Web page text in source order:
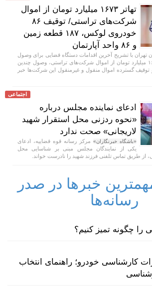
تهاتر ۱۶۷۳ میلیارد تومان از اموال
شرکت‌های تراستی/ توقیف ۸۶
خودروی لوکس، ۱۸۷ قطعه زمین
و ۸۶ واحد آپارتمان
تهران با تشریح آخرین اقدامات دستگاه قضایی برای وصول
تعهدات ارزی، از تهاتر ۱۶۷۳ میلیارد تومان از اموال شرکت‌های تراستی، وصول چندین
و توقیف گسترده اموال منقول و غیرمنقول این شرکت‌ها خبر
اجتماعی
ادعای نماینده مجلس درباره
«نحوه ردزنی محل استقرار شهید
لاریجانی» صحت ندارد
«باشگاه خبرنگاران» مرکز رسانه قوه قضاییه، ادعای
یکی از نمایندگان مجلس مبنی بر شناسایی محل
از طریق تماس تلفنی فرزند شهید را نادرست خواند.
خبرها در صدر
رسانه‌ها
چگونه تمیز کنیم؟
کارشناسی خودرو؛ راهنمای انتخاب